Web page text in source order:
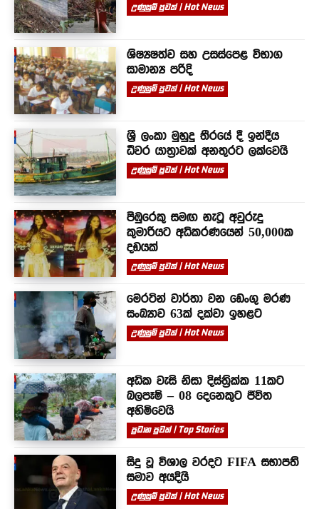
උණුසුම් පුවත් | Hot News
ශිෂ්‍යෂත්ව සහ උසස්පෙළ විභාග
සාමාන්‍ය පරිදි
උණුසුම් පුවත් | Hot News
ශ්‍රී ලංකා මුහුදු තීරයේ දී ඉන්දීය
ධීවර යාත්‍රාවක් අනතුරට ලක්වෙයි
උණුසුම් පුවත් | Hot News
පිඹුරෙකු සමඟ නැටූ අවුරුදු
කුමාරියට අධිකරණයෙන් 50,000ක
දඩයක්
උණුසුම් පුවත් | Hot News
මෙරටින් වාර්තා වන ඩෙංගු මරණ
සංඛ්‍යාව 63ක් දක්වා ඉහළට
උණුසුම් පුවත් | Hot News
අධික වැසි නිසා දිස්ත්‍රික්ක 11කට
බලපෑම් – 08 දෙනෙකුට ජීවිත
අහිමිවෙයි
ප්‍රධාන පුවත් | Top Stories
සිදු වූ විශාල වරදට FIFA සභාපති
සමාව අයදියි
උණුසුම් පුවත් | Hot News